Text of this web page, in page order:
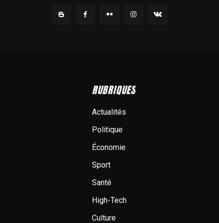
RUBRIQUES
Actualités
Politique
Économie
Sport
Santé
High-Tech
Culture